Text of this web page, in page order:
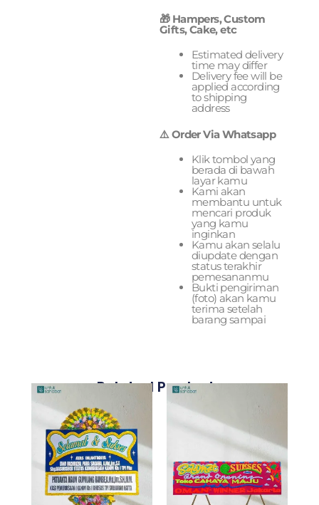
🎁 Hampers, Custom
Gifts, Cake, etc
Estimated delivery
time may differ
Delivery fee will be
applied according
to shipping
address
⚠️ Order Via Whatsapp
Klik tombol yang
berada di bawah
layar kamu
Kami akan
membantu untuk
mencari produk
yang kamu
inginkan
Kamu akan selalu
diupdate dengan
status terakhir
pemesananmu
Bukti pengiriman
(foto) akan kamu
terima setelah
barang sampai
Related Products